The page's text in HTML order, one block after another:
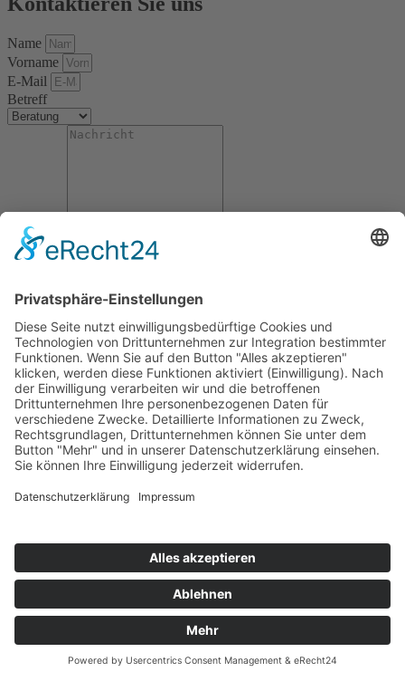
Name
Vorname
E-Mail
Betreff
Datenschutzzustimmung
Abschicken
Kontakt
Möbel Wiemer GmbH & Co. KG
Martin-Opitz-Straße 2
59494 Soest
Telefon:02921 9670-0
02921 77011
E-Mail: info@moebel-wiemer.de
Öffnungszeiten
Montag – Freitag 10 – 19 Uhr
Samstag 9 – 18 Uhr